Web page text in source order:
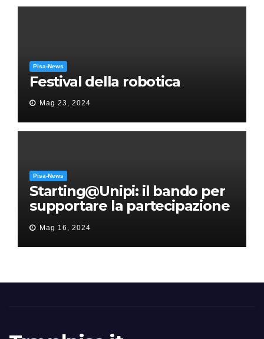
Pisa-News
Festival della robotica
Mag 23, 2024
Pisa-News
Starting@Unipi: il bando per
supportare la partecipazione
all’ERC Starting Grant
Mag 16, 2024